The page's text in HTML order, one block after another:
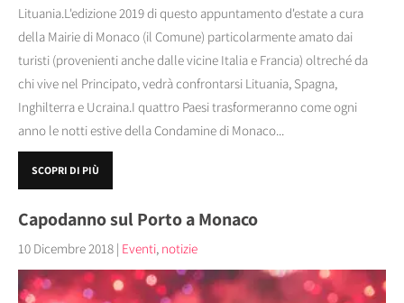
Lituania.L'edizione 2019 di questo appuntamento d'estate a cura
della Mairie di Monaco (il Comune) particolarmente amato dai
turisti (provenienti anche dalle vicine Italia e Francia) oltreché da
chi vive nel Principato, vedrà confrontarsi Lituania, Spagna,
Inghilterra e Ucraina.I quattro Paesi trasformeranno come ogni
anno le notti estive della Condamine di Monaco...
SCOPRI DI PIÙ
Capodanno sul Porto a Monaco
10 Dicembre 2018 | Eventi, notizie